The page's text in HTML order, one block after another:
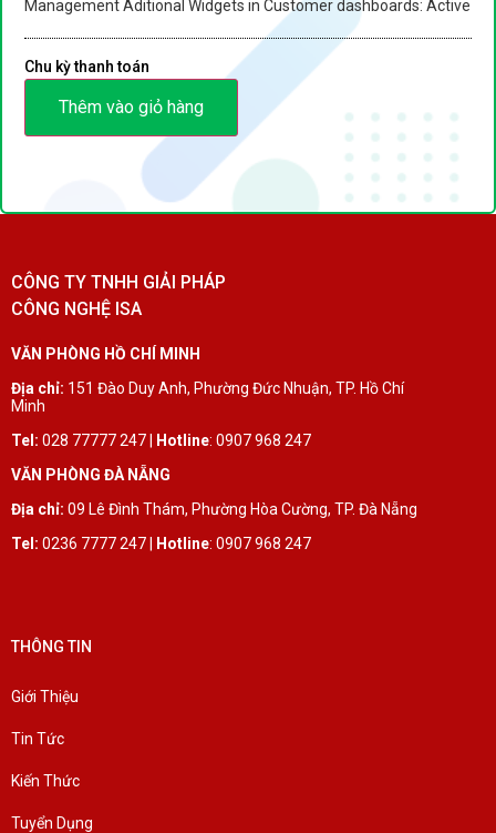
Management Aditional Widgets in Customer dashboards: Active
Chu kỳ thanh toán
Thêm vào giỏ hàng
CÔNG TY TNHH GIẢI PHÁP
CÔNG NGHỆ ISA
VĂN PHÒNG HỒ CHÍ MINH
Địa chỉ: 151 Đào Duy Anh, Phường Đức Nhuận, TP. Hồ Chí
Minh
Tel: 028 77777 247 | Hotline: 0907 968 247
VĂN PHÒNG ĐÀ NẴNG
Địa chỉ: 09 Lê Đình Thám, Phường Hòa Cường, TP. Đà Nẵng
Tel: 0236 7777 247 | Hotline: 0907 968 247
THÔNG TIN
Giới Thiệu
Tin Tức
Kiến Thức
Tuyển Dụng